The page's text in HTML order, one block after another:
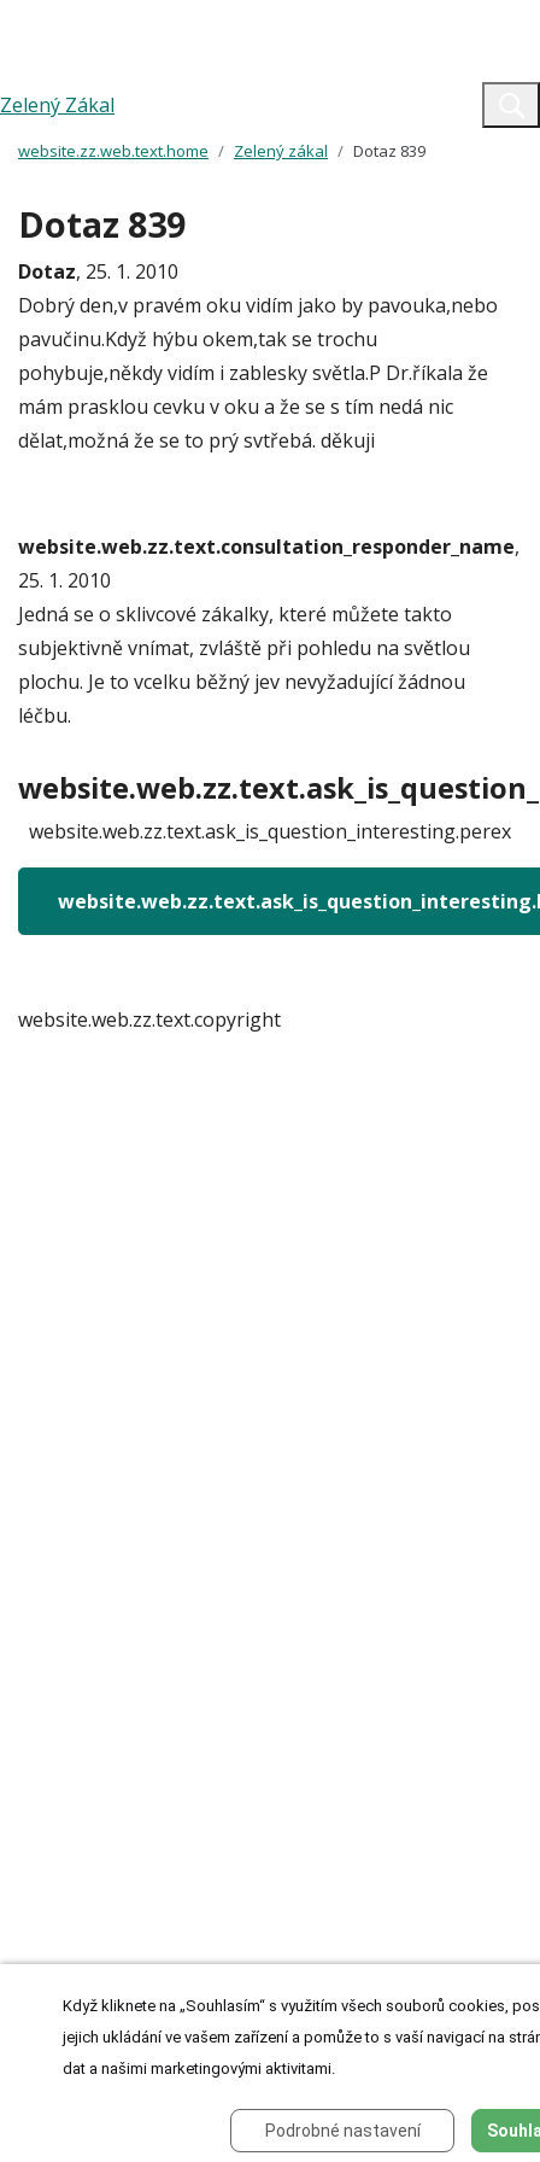
Zelený Zákal
website.zz.web.text.home Zelený zákal Dotaz 839
Dotaz 839
Dotaz, 25. 1. 2010
Dobrý den,v pravém oku vidím jako by pavouka,nebo
pavučinu.Když hýbu okem,tak se trochu
pohybuje,někdy vidím i zablesky světla.P Dr.říkala že
mám prasklou cevku v oku a že se s tím nedá nic
dělat,možná že se to prý svtřebá. děkuji
website.web.zz.text.consultation_responder_name,
25. 1. 2010
Jedná se o sklivcové zákalky, které můžete takto
subjektivně vnímat, zvláště při pohledu na světlou
plochu. Je to vcelku běžný jev nevyžadující žádnou
léčbu.
website.web.zz.text.ask_is_question_interesting.perex
website.web.zz.text.copyright
Když kliknete na „Souhlasím“ s využitím všech souborů cookies,
jejich ukládání ve vašem zařízení a pomůže to s vaší navigací na
dat a našimi marketingovými aktivitami.
Podrobné nastavení